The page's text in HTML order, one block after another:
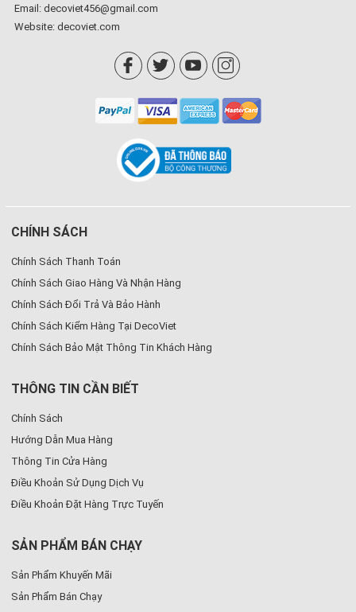
Email: decoviet456@gmail.com
Website: decoviet.com
CHÍNH SÁCH
Chính Sách Thanh Toán
Chính Sách Giao Hàng Và Nhận Hàng
Chính Sách Đổi Trả Và Bảo Hành
Chính Sách Kiểm Hàng Tại DecoViet
Chính Sách Bảo Mật Thông Tin Khách Hàng
THÔNG TIN CẦN BIẾT
Chính Sách
Hướng Dẫn Mua Hàng
Thông Tin Cửa Hàng
Điều Khoản Sử Dụng Dịch Vụ
Điều Khoản Đặt Hàng Trực Tuyến
SẢN PHẨM BÁN CHẠY
Sản Phẩm Khuyến Mãi
Sản Phẩm Bán Chạy